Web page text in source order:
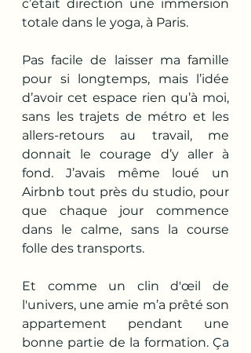
c’était direction une immersion
totale dans le yoga, à Paris.
Pas facile de laisser ma famille
pour si longtemps, mais l’idée
d’avoir cet espace rien qu’à moi,
sans les trajets de métro et les
allers-retours au travail, me
donnait le courage d’y aller à
fond. J’avais même loué un
Airbnb tout près du studio, pour
que chaque jour commence
dans le calme, sans la course
folle des transports.
Et comme un clin d'œil de
l'univers, une amie m’a prêté son
appartement pendant une
bonne partie de la formation. Ça